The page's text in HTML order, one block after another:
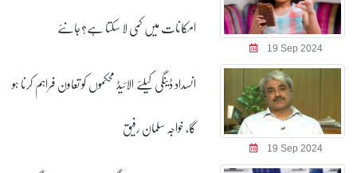
19 Sep 2024
امکانات میں کمی لا سکتا ہے؟جانئے
19 Sep 2024
انسداد ڈینگی کیلئے الائیڈ محکموں کو تعاون فراہم کرنا ہو
گا، خواجہ سلمان رفیق